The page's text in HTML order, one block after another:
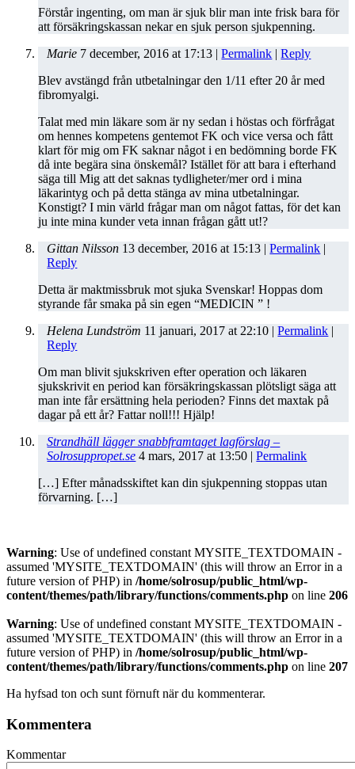
Förstår ingenting, om man är sjuk blir man inte frisk bara för
att försäkringskassan nekar en sjuk person sjukpenning.
Marie 7 december, 2016 at 17:13 |Permalink |Reply
Blev avstängd från utbetalningar den 1/11 efter 20 år med
fibromyalgi.
Talat med min läkare som är ny sedan i höstas och förfrågat
om hennes kompetens gentemot FK och vice versa och fått
klart för mig om FK saknar något i en bedömning borde FK
då inte begära sina önskemål? Istället för att bara i efterhand
säga till Mig att det saknas tydligheter/mer ord i mina
läkarintyg och på detta stänga av mina utbetalningar.
Konstigt? I min värld frågar man om något fattas, för det kan
ju inte mina kunder veta innan frågan gått ut!?
Gittan Nilsson 13 december, 2016 at 15:13 |Permalink |
Reply
Detta är maktmissbruk mot sjuka Svenskar! Hoppas dom
styrande får smaka på sin egen “MEDICIN ” !
Helena Lundström 11 januari, 2017 at 22:10 |Permalink |
Reply
Om man blivit sjukskriven efter operation och läkaren
sjukskrivit en period kan försäkringskassan plötsligt säga att
man inte får ersättning hela perioden? Finns det maxtak på
dagar på ett år? Fattar noll!!! Hjälp!
Strandhäll lägger snabbframtaget lagförslag –
Solrosuppropet.se 4 mars, 2017 at 13:50 |Permalink
[…] Efter månadsskiftet kan din sjukpenning stoppas utan
förvarning. […]
Warning: Use of undefined constant MYSITE_TEXTDOMAIN -
assumed 'MYSITE_TEXTDOMAIN' (this will throw an Error in a
future version of PHP) in /home/solrosup/public_html/wp-
content/themes/path/library/functions/comments.php on line 206
Warning: Use of undefined constant MYSITE_TEXTDOMAIN -
assumed 'MYSITE_TEXTDOMAIN' (this will throw an Error in a
future version of PHP) in /home/solrosup/public_html/wp-
content/themes/path/library/functions/comments.php on line 207
Ha hyfsad ton och sunt förnuft när du kommenterar.
Kommentera
Kommentar